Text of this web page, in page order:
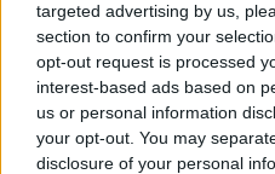
targeted advertising by us,
section to confirm your
opt-out request is processed
interest-based ads based on
us or personal information
your opt-out. You may
disclosure of your personal
με